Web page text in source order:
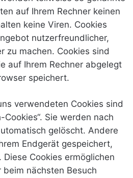
auf Ihrem Rechner keinen
keine Viren. Cookies
nutzerfreundlicher,
zu machen. Cookies sind
auf Ihrem Rechner abgelegt
speichert.
verwendeten Cookies sind
Cookies“. Sie werden nach
gelöscht. Andere
Endgerät gespeichert,
Cookies ermöglichen
beim nächsten Besuch